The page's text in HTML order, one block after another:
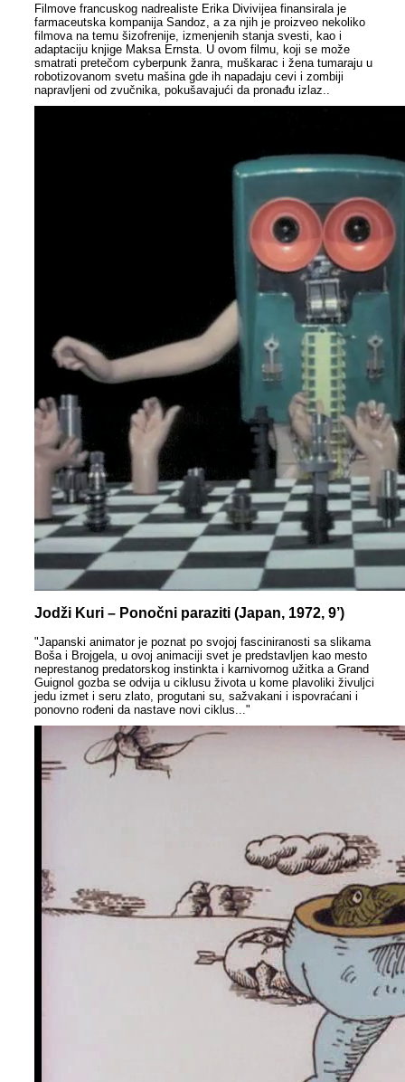
Filmove francuskog nadrealiste Erika Divivijea finansirala je
farmaceutska kompanija Sandoz, a za njih je proizveo nekoliko
filmova na temu šizofrenije, izmenjenih stanja svesti, kao i
adaptaciju knjige Maksa Ernsta. U ovom filmu, koji se može
smatrati pretečom cyberpunk žanra, muškarac i žena tumaraju u
robotizovanom svetu mašina gde ih napadaju cevi i zombiji
napravljeni od zvučnika, pokušavajući da pronađu izlaz..
Jodži Kuri – Ponočni paraziti (Japan, 1972, 9’)
"Japanski animator je poznat po svojoj fasciniranosti sa slikama
Boša i Brojgela, u ovoj animaciji svet je predstavljen kao mesto
neprestanog predatorskog instinkta i karnivornog užitka a Grand
Guignol gozba se odvija u ciklusu života u kome plavoliki živuljci
jedu izmet i seru zlato, progutani su, sažvakani i ispovraćani i
ponovno rođeni da nastave novi ciklus..."